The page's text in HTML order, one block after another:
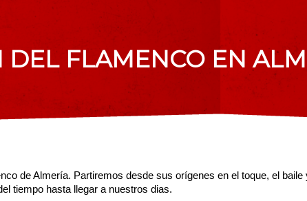
DEL FLAMENCO EN
de Almería. Partiremos desde sus orígenes en el toque, el
tiempo hasta llegar a nuestros dias.